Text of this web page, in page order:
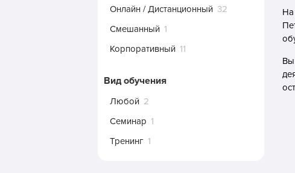
Онлайн / Дистанционный 32
Смешанный 1
Корпоративный 11
Вид обучения
Любой 2
Семинар 1
Тренинг 1
На
Вы